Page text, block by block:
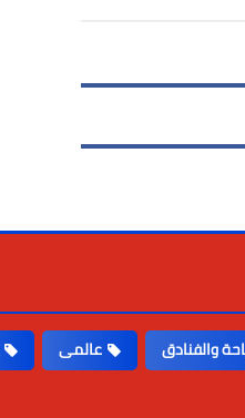
والفنادق عالمى